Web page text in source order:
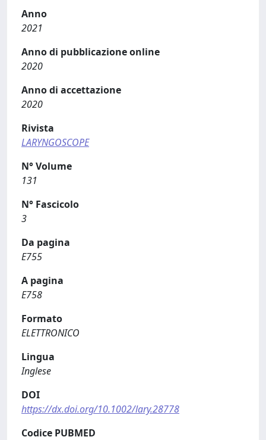
Anno
2021
Anno di pubblicazione online
2020
Anno di accettazione
2020
Rivista
LARYNGOSCOPE
N° Volume
131
N° Fascicolo
3
Da pagina
E755
A pagina
E758
Formato
ELETTRONICO
Lingua
Inglese
DOI
https://dx.doi.org/10.1002/lary.28778
Codice PUBMED